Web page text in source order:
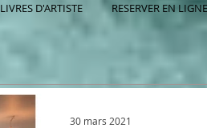
30 mars 2021
LIVRES D'ARTISTE RESERVER EN LIGNE